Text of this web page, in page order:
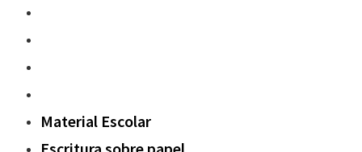
Material Escolar